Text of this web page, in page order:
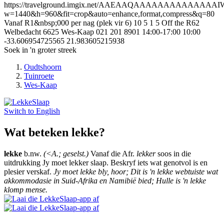
https://travelground.imgix.net/
w=1440&h=960&fit=crop&auto=enhance,format,compress&q=80
Vanaf R1&nbsp;000 per nag (plek vir 6) 10 5 1 5 Off the R62
Welbedacht 6625 Wes-Kaap 021 201 8901 14:00-17:00 10:00
-33.606954725565 21.983605215938
Soek in 'n groter streek
Oudtshoorn
Tuinroete
Wes-Kaap
Switch to English
Wat beteken lekke?
lekke b.nw. (<A.; geselst.) Vanaf die Afr. lekkersoos in die
uitdrukking Jy moet lekker slaap. Beskryf iets wat genotvol is en
plesier verskaf. Jy moet lekke bly, hoor; Dit is 'n lekke webtuiste wat
akkommodasie in Suid-Afrika en Namibië bied; Hulle is 'n lekke
klomp mense.